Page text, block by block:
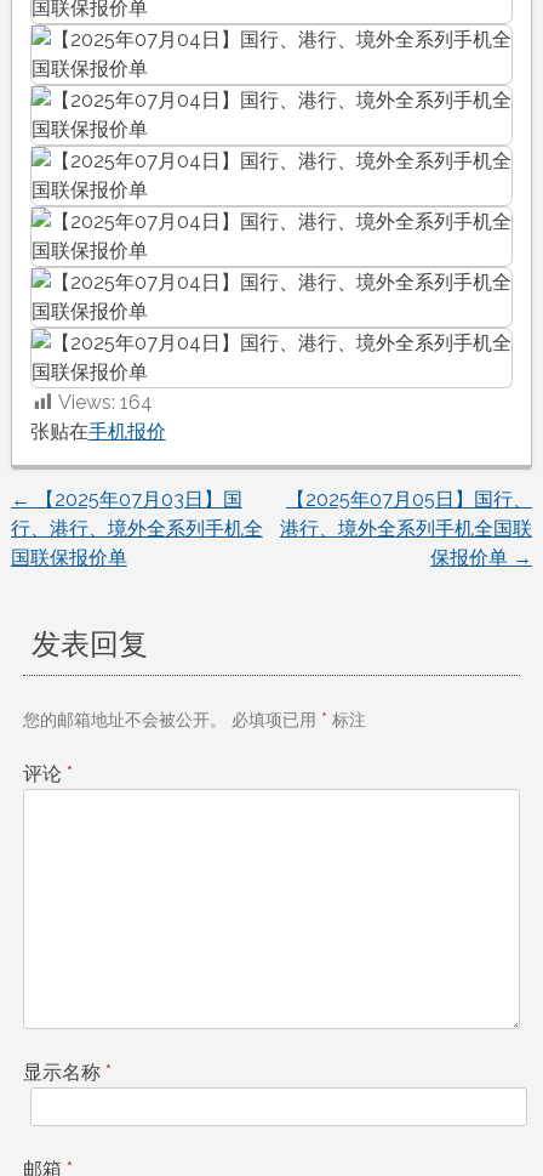
Views: 164
张贴在手机报价
文
章
导
航
←
【2025年07月03日】国
行、港行、境外全系列手机全
国联保报价单
【2025年07月05日】国行、
港行、境外全系列手机全国联
保报价单 →
发表回复
您的邮箱地址不会被公开。 必填项已用 * 标注
评论 *
显示名称 *
邮箱 *